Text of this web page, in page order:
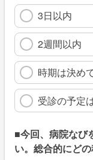
3日以内
2週間以内
時期は決め
受診の予定
■今回、病院なび
い。総合的にど